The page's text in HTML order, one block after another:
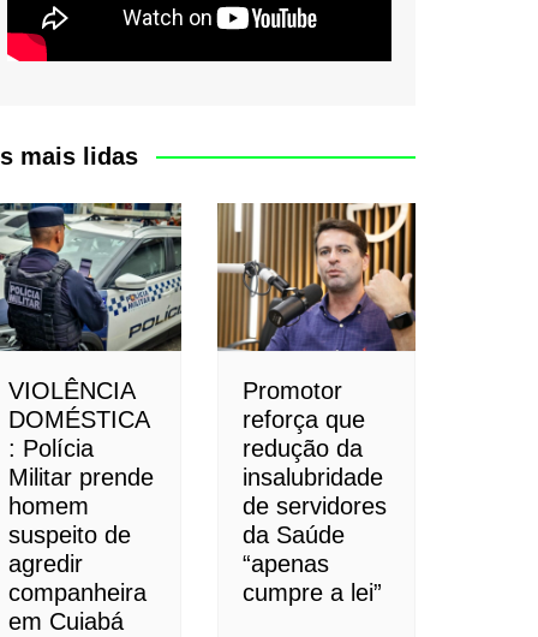
mais lidas
VIOLÊNCIA
DOMÉSTICA
: Polícia
Militar prende
homem
suspeito de
agredir
companheira
em Cuiabá
Promotor
reforça que
redução da
insalubridade
de servidores
da Saúde
“apenas
cumpre a lei”